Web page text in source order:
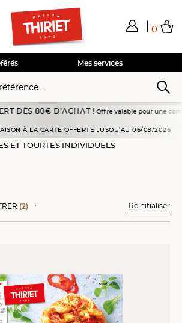
0
mes achats
Voir mon panier
Voir mon panier
Voir mon panier
Voir mon panier
Mes services
80€ D’ACHAT !Offre valable pour une
À LA CARTE OFFERTE JUSQU’AU 06/09/2026
ET TOURTES INDIVIDUELS
(2) Réinitialiser